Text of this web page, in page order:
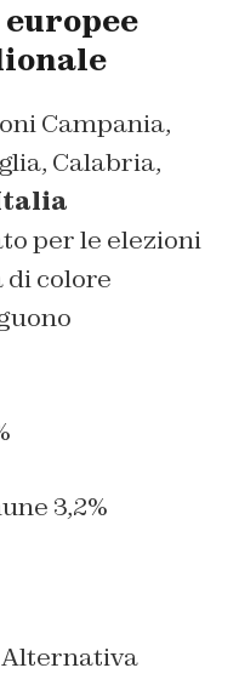
Campania,
Calabria,
per le elezioni
di colore
3,2%
Alternativa